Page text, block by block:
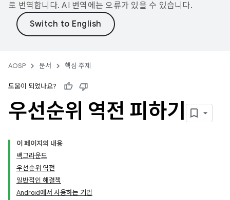
로 번역합니다. AI 번역에는 오류가 있을 수 있습니다.
AOSP 문서 핵심 주제
도움이 되었나요?
우선순위 역전 피하기
이 페이지의 내용
백그라운드
우선순위 역전
일반적인 해결책
Android에서 사용하는 기법